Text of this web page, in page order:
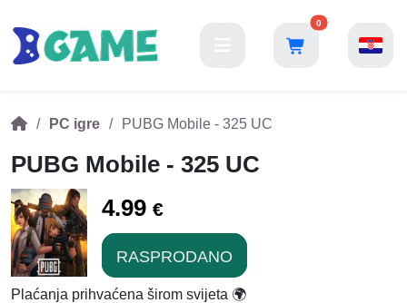
0
PC igre PUBG Mobile - 325 UC
PUBG Mobile - 325 UC
4.99 €
RASPRODANO
Plaćanja prihvaćena širom svijeta 🌍